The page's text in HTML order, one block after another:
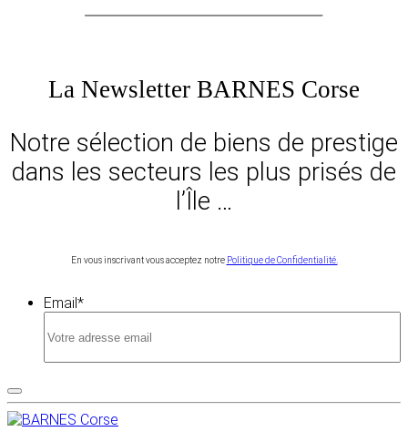
La Newsletter BARNES Corse
Notre sélection de biens de prestige
dans les secteurs les plus prisés de
l’Île …
En vous inscrivant vous acceptez notre Politique de Confidentialité.
Email*